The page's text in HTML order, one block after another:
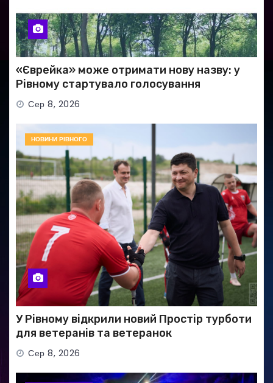
«Єврейка» може отримати нову назву: у
Рівному стартувало голосування
Сер 8, 2026
НОВИНИ РІВНОГО
У Рівному відкрили новий Простір турботи
для ветеранів та ветеранок
Сер 8, 2026